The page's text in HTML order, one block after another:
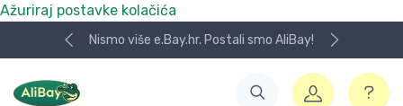
Ažuriraj postavke kolačića
Nismo više e.Bay.hr. Postali smo AliBay!